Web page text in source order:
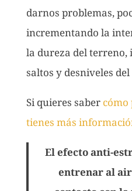
darnos problemas,
incrementando la
la dureza del terreno,
saltos y desniveles
Si quieres saber cómo
tienes más
El efecto anti-
entrenar al